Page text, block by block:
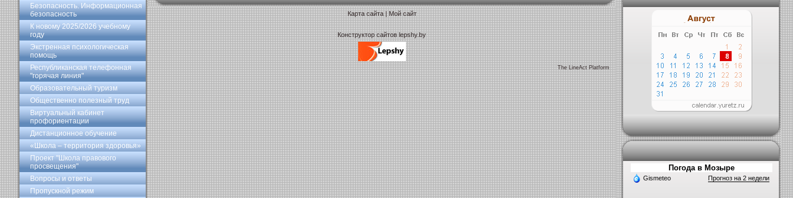
Безопасность. Информационная
безопасность
К новому 2025/2026 учебному
году
Экстренная психологическая
помощь
Республиканская телефонная
"горячая линия"
Образовательный туризм
Общественно полезный труд
Виртуальный кабинет
профориентации
Дистанционное обучение
«Школа – территория здоровья»
Проект "Школа правового
просвещения"
Вопросы и ответы
Пропускной режим
Карта сайта | Мой сайт
Конструктор сайтов lepshy.by
The LineAct Platform
Погода в Мозыре
Gismeteo Прогноз на 2 недели